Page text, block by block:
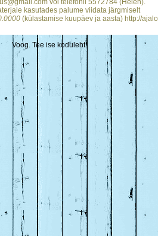
või telefonil 5572784 (Helen).
kasutades palume viidata järgmiselt
(külastamise kuupäev ja aasta) http://
Voog. Tee ise koduleht!